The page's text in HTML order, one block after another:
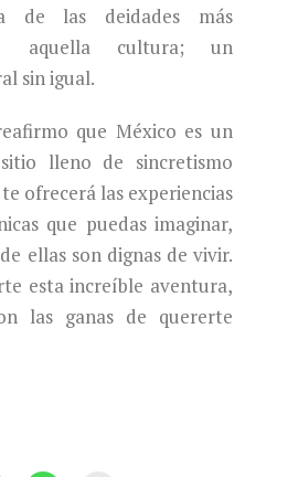
de las deidades más
aquella cultura; un
sin igual.
que México es un
lleno de sincretismo
ofrecerá las experiencias
que puedas imaginar,
ellas son dignas de vivir.
esta increíble aventura,
las ganas de quererte